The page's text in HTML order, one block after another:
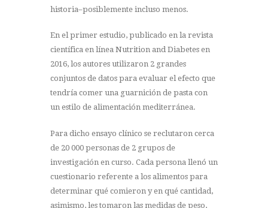
historia–posiblemente incluso menos.
En el primer estudio, publicado en la revista
científica en línea Nutrition and Diabetes en
2016, los autores utilizaron 2 grandes
conjuntos de datos para evaluar el efecto que
tendría comer una guarnición de pasta con
un estilo de alimentación mediterránea.
Para dicho ensayo clínico se reclutaron cerca
de 20 000 personas de 2 grupos de
investigación en curso. Cada persona llenó un
cuestionario referente a los alimentos para
determinar qué comieron y en qué cantidad,
asimismo, les tomaron las medidas de peso,